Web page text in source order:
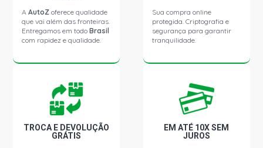
ESCORT XR3 I HATCH 2.0 8V AP (1993 - 1996)
VERONA GLX SEDAN 1.6 8V AP (1993 - 1996)
VERONA GLX SEDAN 1.8 8V AP (1990 - 1996)
VERONA LX SEDAN 1.8 8V AP (1989 - 1996)
AAutoZ oferece qualidade
que vai além das fronteiras.
Entregamos em todoBrasil
com rapidez e qualidade.
Sua compra online
protegida. Criptografia e
segurança para garantir
tranquilidade.
TROCA E DEVOLUÇÃO
GRÁTIS
EM ATÉ 10X SEM
JUROS